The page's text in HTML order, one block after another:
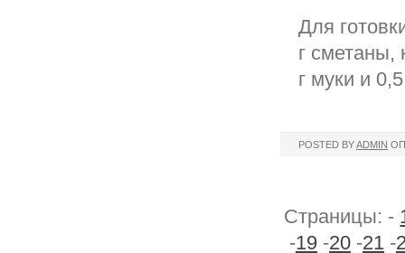
Для
г сметаны,
г муки и
POSTED BYADMIN
Страницы: -
-19 -20 -21 -